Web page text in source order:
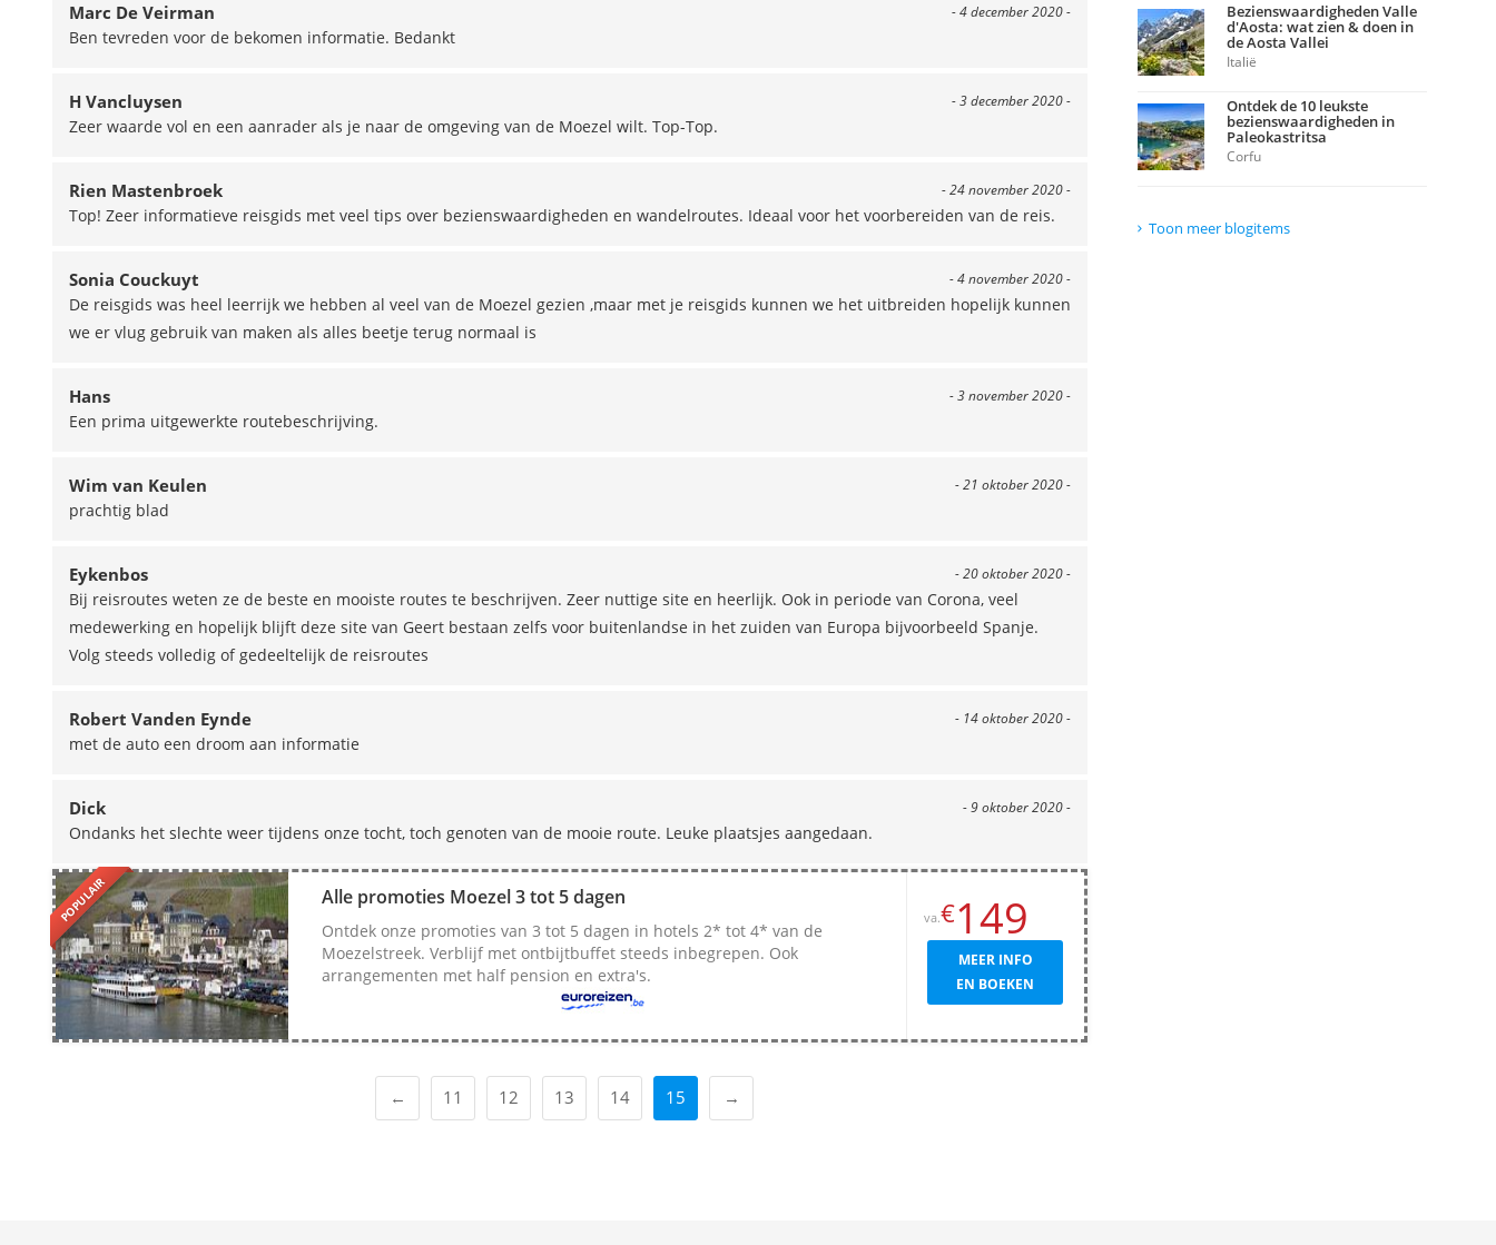
- 4 december 2020 -
Marc De Veirman
Ben tevreden voor de bekomen informatie. Bedankt
- 3 december 2020 -
H Vancluysen
Zeer waarde vol en een aanrader als je naar de omgeving van de Moezel wilt. Top-Top.
- 24 november 2020 -
Rien Mastenbroek
Top! Zeer informatieve reisgids met veel tips over bezienswaardigheden en wandelroutes. Ideaal voor het voorbereiden van de reis.
- 4 november 2020 -
Sonia Couckuyt
De reisgids was heel leerrijk we hebben al veel van de Moezel gezien ,maar met je reisgids kunnen we het uitbreiden hopelijk kunnen
we er vlug gebruik van maken als alles beetje terug normaal is
- 3 november 2020 -
Hans
Een prima uitgewerkte routebeschrijving.
- 21 oktober 2020 -
Wim van Keulen
prachtig blad
- 20 oktober 2020 -
Eykenbos
Bij reisroutes weten ze de beste en mooiste routes te beschrijven. Zeer nuttige site en heerlijk. Ook in periode van Corona, veel
medewerking en hopelijk blijft deze site van Geert bestaan zelfs voor buitenlandse in het zuiden van Europa bijvoorbeeld Spanje.
Volg steeds volledig of gedeeltelijk de reisroutes
- 14 oktober 2020 -
Robert Vanden Eynde
met de auto een droom aan informatie
- 9 oktober 2020 -
Dick
Ondanks het slechte weer tijdens onze tocht, toch genoten van de mooie route. Leuke plaatsjes aangedaan.
POPULAIR Alle promoties Moezel 3 tot 5 dagen
Ontdek onze promoties van 3 tot 5 dagen in hotels 2* tot 4* van de
Moezelstreek. Verblijf met ontbijtbuffet steeds inbegrepen. Ook
arrangementen met half pension en extra's.
va.€149
MEER INFO
EN BOEKEN
← 11 12 13 14 15 →
Bezienswaardigheden Valle
d'Aosta: wat zien & doen in
de Aosta Vallei
Italië
Ontdek de 10 leukste
bezienswaardigheden in
Paleokastritsa
Corfu
Toon meer blogitems